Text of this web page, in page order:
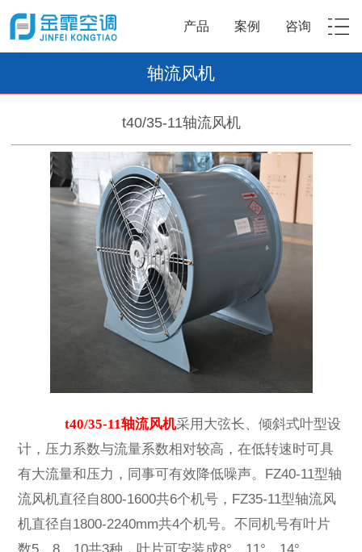
产品 案例 咨询
轴流风机
t40/35-11轴流风机
t40/35-11轴流风机采用大弦长、倾斜式叶型设
计，压力系数与流量系数相对较高，在低转速时可具
有大流量和压力，同事可有效降低噪声。FZ40-11型轴
流风机直径自800-1600共6个机号，FZ35-11型轴流风
机直径自1800-2240mm共4个机号。不同机号有叶片